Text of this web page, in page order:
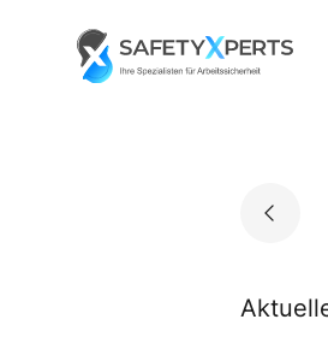
Go to landing page.